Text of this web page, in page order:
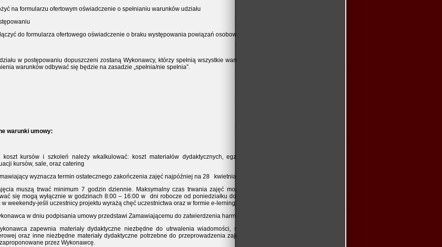
na formularzu ofertowym oświadczenie o spełnianiu warunków udziału
do formularza ofertowego oświadczenie o braku występowania powiązań osobowych lub kapitałowych – wg zał. Nr 2
w postępowaniu dopuszczeni zostaną Wykonawcy, którzy spełnią wszystkie warunki udziału w postępowaniu. Ocena
warunków odbywać się będzie na zasadzie „spełnia/nie spełnia”.
warunki umowy:
koszt kursów i szkoleń należy wkalkulować: koszt materiałów dydaktycznych, egzaminu zewnętrznego, zaświadczeń,
kursów, sale, oraz catering
wyznacza termin ostatecznego zakończenia zajęć najpóźniej na 28
kwietnia
muszą trwać minimum 7 godzin dziennie. Maksymalny czas trwania zajęć może trwać 8 godzin dziennie. Zajęcia
się mogą wyłącznie w godzinach 8:00 – 16:00 w
dni robocze od poniedziałku do piątku ( istnieje możliwość realizacji
w weekendy-jeśli uczestnicy projektu wyrażą chęć uczestnictwa oraz w formie e-lerning).
w dniu podpisania umowy przedstawi Zamawiającemu do zatwierdzenia harmonogram szkoleń/kursów.
zapewnia materiały dydaktyczne niezbędne do utrwalenia wiadomości, np. streszczenia wykładów w wersji
oraz inne niezbędne materiały dydaktyczne potrzebne do przeprowadzenia zajęć teoretycznych i praktycznych oraz
przez Wykonawcę.